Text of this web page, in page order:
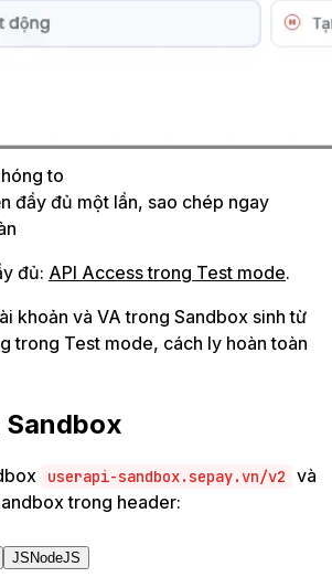
to
đầy đủ một lần, sao chép ngay
đủ: API Access trong Test mode.
khoản và VA trong Sandbox sinh từ
trong Test mode, cách ly hoàn toàn
Sandbox
userapi-sandbox.sepay.vn/v2
và
trong header:
JS NodeJS